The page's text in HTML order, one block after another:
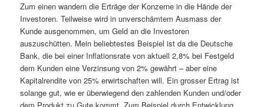
Zum einen wandern die Erträge der Konzerne in die Hände der
Investoren. Teilweise wird in unverschämtem Ausmass der
Kunde ausgenommen, um Geld an die Investoren
auszuschütten. Mein beliebtestes Beispiel ist da die Deutsche
Bank, die bei einer Inflationsrate von aktuell 2,8% bei Festgeld
dem Kunden eine Verzinsung von 2% gewährt – aber eine
Kapitalrendite von 25% erwirtschaften will. Ein grosser Ertrag ist
solange gut, wie er überwiegend den zahlenden Kunden und/oder